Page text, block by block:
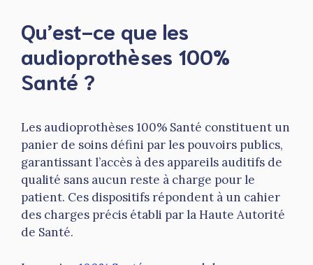
Qu’est-ce que les
audioprothèses 100%
Santé ?
Les audioprothèses 100% Santé constituent un
panier de soins défini par les pouvoirs publics,
garantissant l’accès à des appareils auditifs de
qualité sans aucun reste à charge pour le
patient. Ces dispositifs répondent à un cahier
des charges précis établi par la Haute Autorité
de Santé.